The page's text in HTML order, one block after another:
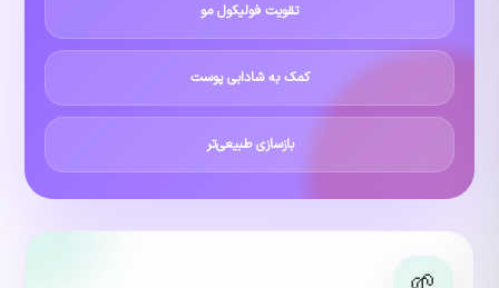
تقویت فولیکول مو
کمک به شادابی پوست
بازسازی طبیعی‌تر